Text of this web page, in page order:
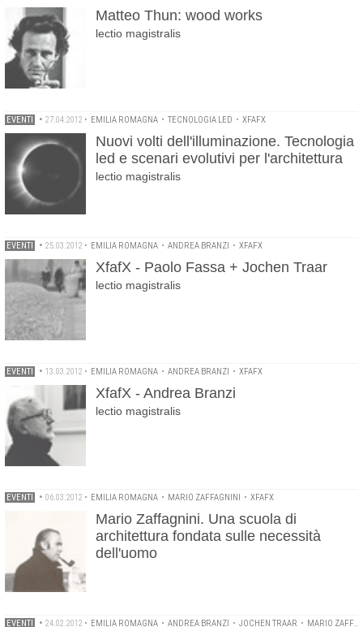
Matteo Thun: wood works
lectio magistralis
EVENTI • 27.04.2012 • EMILIA ROMAGNA • TECNOLOGIA LED • XFAFX
Nuovi volti dell'illuminazione. Tecnologia
led e scenari evolutivi per l'architettura
lectio magistralis
EVENTI • 25.03.2012 • EMILIA ROMAGNA • ANDREA BRANZI • XFAFX
XfafX - Paolo Fassa + Jochen Traar
lectio magistralis
EVENTI • 13.03.2012 • EMILIA ROMAGNA • ANDREA BRANZI • XFAFX
XfafX - Andrea Branzi
lectio magistralis
EVENTI • 06.03.2012 • EMILIA ROMAGNA • MARIO ZAFFAGNINI • XFAFX
Mario Zaffagnini. Una scuola di
architettura fondata sulle necessità
dell'uomo
EVENTI • 24.02.2012 • EMILIA ROMAGNA • ANDREA BRANZI • JOCHEN TRAAR • MARIO ZAFFAGNINI